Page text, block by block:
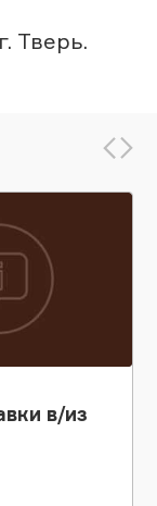
Тверь.
в/из